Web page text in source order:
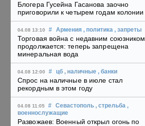
Блогера Гусейна Гасанова заочно
приговорили к четырем годам колонии
04.08 13:10 # Армения , политика , запреты
Торговая война с недавним союзником
продолжается: теперь запрещена
минеральная вода
04.08 12:00 # цб , наличные , банки
Спрос на наличные в июле стал
рекордным в этом году
04.08 11:05 # Севастополь , стрельба ,
военнослужащие
Развожаев: Военный открыл огонь по